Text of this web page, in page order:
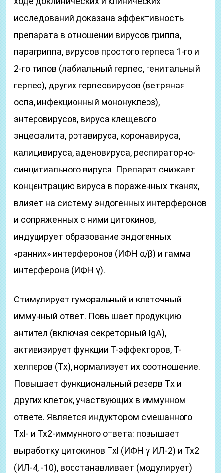
исследований доказана эффективность
препарата в отношении вирусов гриппа,
парагриппа, вирусов простого герпеса 1-го и
2-го типов (лабиальный герпес, генитальный
герпес), других герпесвирусов (ветряная
оспа, инфекционный мононуклеоз),
энтеровирусов, вируса клещевого
энцефалита, ротавируса, коронавируса,
калицивируса, аденовируса, респираторно-
синцитиального вируса. Препарат снижает
концентрацию вируса в пораженных тканях,
влияет на систему эндогенных интерферонов
и сопряженных с ними цитокинов,
индуцирует образование эндогенных
«ранних» интерферонов (ИФН α/β) и гамма
интерферона (ИФН γ).
Стимулирует гуморальный и клеточный
иммунный ответ. Повышает продукцию
антител (включая секреторный IgA),
активизирует функции Т-эффекторов, Т-
хелперов (Тх), нормализует их соотношение.
Повышает функциональный резерв Тх и
других клеток, участвующих в иммунном
ответе. Является индуктором смешанного
Txl- и Тх2-иммунного ответа: повышает
выработку цитокинов Txl (ИФН γ ИЛ-2) и Тх2
(ИЛ-4, -10), восстанавливает (модулирует)